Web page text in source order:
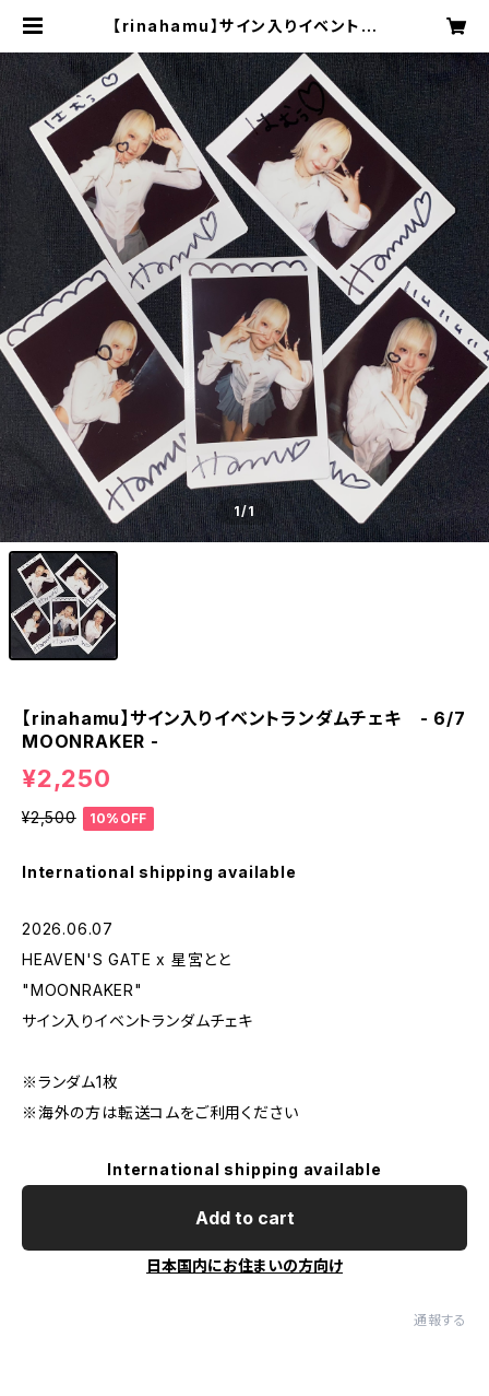
【rinahamu】サイン入りイベントラ
R - | 15STYLE MART
1/1
【rinahamu】サイン入りイベントランダムチェキ - 6/7
MOONRAKER -
¥2,250
¥2,500 10%OFF
International shipping available
2026.06.07
HEAVEN'S GATE x 星宮とと
"MOONRAKER"
サイン入りイベントランダムチェキ
※ランダム1枚
※海外の方は転送コムをご利用ください
International shipping available
Add to cart
日本国内にお住まいの方向け
通報する